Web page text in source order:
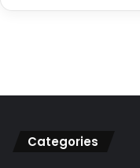
Categories